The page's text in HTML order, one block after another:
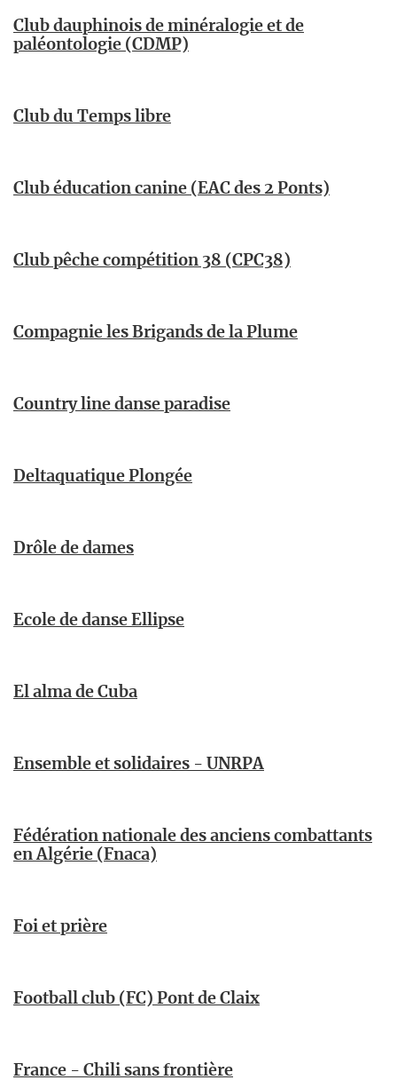
Club dauphinois de minéralogie et de
paléontologie (CDMP)
Club du Temps libre
Club éducation canine (EAC des 2 Ponts)
Club pêche compétition 38 (CPC38)
Compagnie les Brigands de la Plume
Country line danse paradise
Deltaquatique Plongée
Drôle de dames
Ecole de danse Ellipse
El alma de Cuba
Ensemble et solidaires - UNRPA
Fédération nationale des anciens combattants
en Algérie (Fnaca)
Foi et prière
Football club (FC) Pont de Claix
France - Chili sans frontière